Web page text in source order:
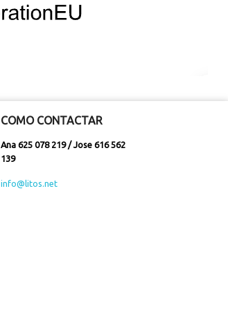
COMO CONTACTAR
Ana 625 078 219 / Jose 616 562
139
info@litos.net